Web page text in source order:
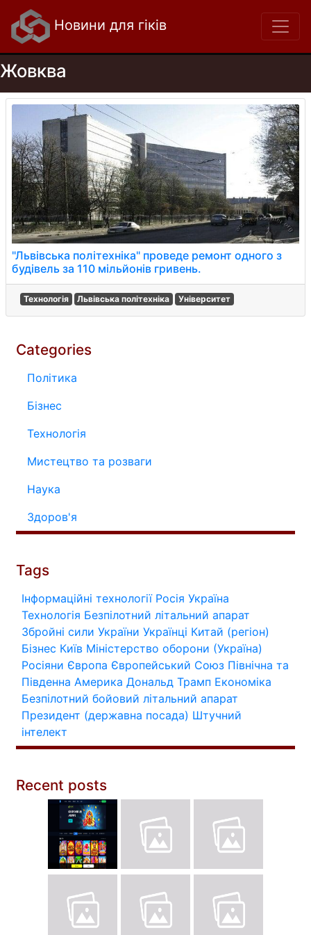
Новини для гіків
Жовква
"Львівська політехніка" проведе ремонт одного з
будівель за 110 мільйонів гривень.
Технологія Львівська політехніка Університет
Categories
Політика
Бізнес
Технологія
Мистецтво та розваги
Наука
Здоров'я
Tags
Інформаційні технології Росія Україна
Технологія Безпілотний літальний апарат
Збройні сили України Українці Китай (регіон)
Бізнес Київ Міністерство оборони (Україна)
Росіяни Європа Європейський Союз Північна та
Південна Америка Дональд Трамп Економіка
Безпілотний бойовий літальний апарат
Президент (державна посада) Штучний
інтелект
Recent posts